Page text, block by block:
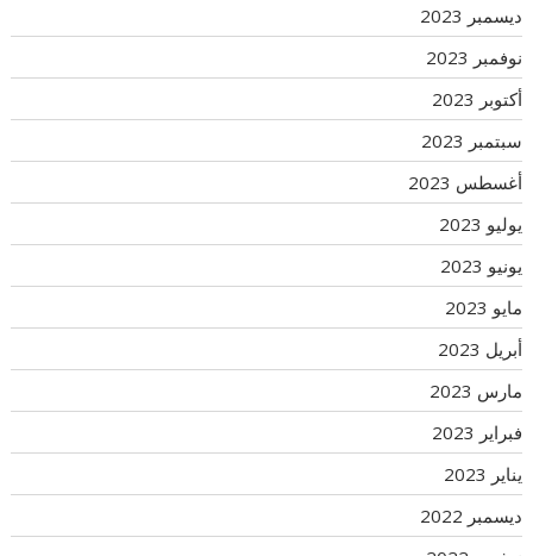
ديسمبر 2023
نوفمبر 2023
أكتوبر 2023
سبتمبر 2023
أغسطس 2023
يوليو 2023
يونيو 2023
مايو 2023
أبريل 2023
مارس 2023
فبراير 2023
يناير 2023
ديسمبر 2022